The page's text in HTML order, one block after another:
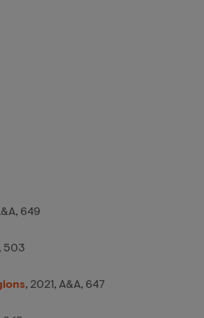
649
503
, 2021, A&A, 647